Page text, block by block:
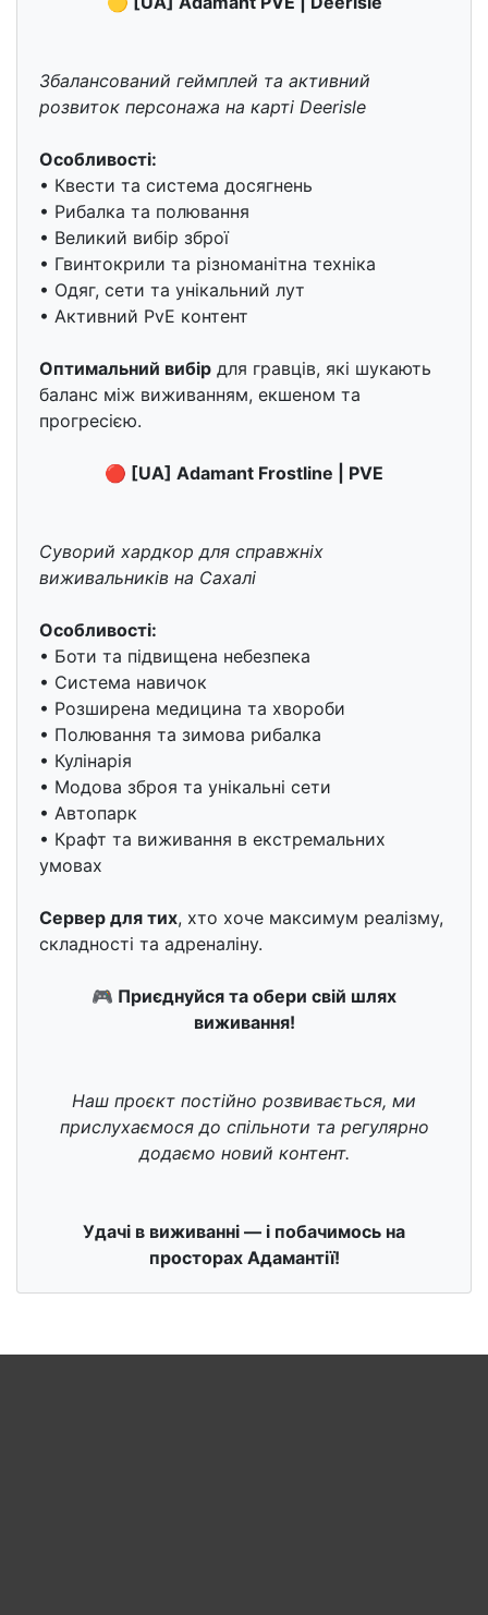
Збалансований геймплей та активний
розвиток персонажа на карті Deerisle
Особливості:
• Квести та система досягнень
• Рибалка та полювання
• Великий вибір зброї
• Гвинтокрили та різноманітна техніка
• Одяг, сети та унікальний лут
• Активний PvE контент
Оптимальний вибір для гравців, які шукають
баланс між виживанням, екшеном та
прогресією.
🔴 [UA] Adamant Frostline | PVE
Суворий хардкор для справжніх
виживальників на Сахалі
Особливості:
• Боти та підвищена небезпека
• Система навичок
• Розширена медицина та хвороби
• Полювання та зимова рибалка
• Кулінарія
• Модова зброя та унікальні сети
• Автопарк
• Крафт та виживання в екстремальних
умовах
Сервер для тих, хто хоче максимум реалізму,
складності та адреналіну.
🎮 Приєднуйся та обери свій шлях
виживання!
Наш проєкт постійно розвивається, ми
прислухаємося до спільноти та регулярно
додаємо новий контент.
Удачі в виживанні — і побачимось на
просторах Адамантії!